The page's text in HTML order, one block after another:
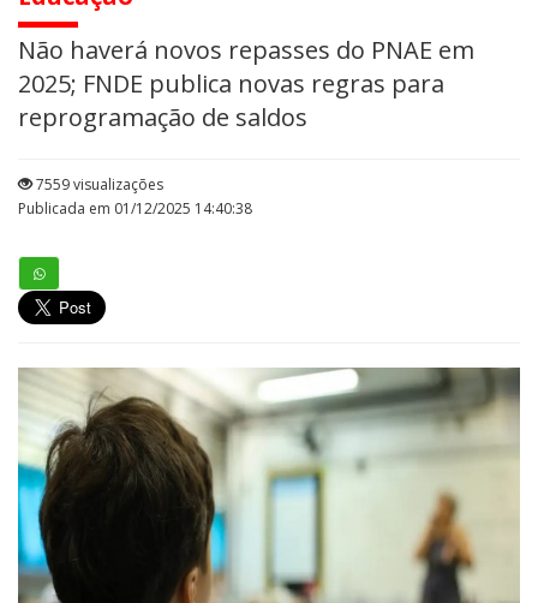
Não haverá novos repasses do PNAE em
2025; FNDE publica novas regras para
reprogramação de saldos
7559 visualizações
Publicada em 01/12/2025 14:40:38